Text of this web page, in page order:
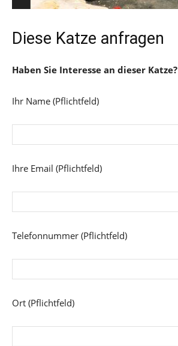
Diese Katze anfragen
Haben Sie Interesse an dieser Katze?
Ihr Name (Pflichtfeld)
Ihre Email (Pflichtfeld)
Telefonnummer (Pflichtfeld)
Ort (Pflichtfeld)